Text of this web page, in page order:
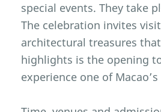
special events. They take
The celebration invites
architectural treasures
highlights is the opening
experience one of